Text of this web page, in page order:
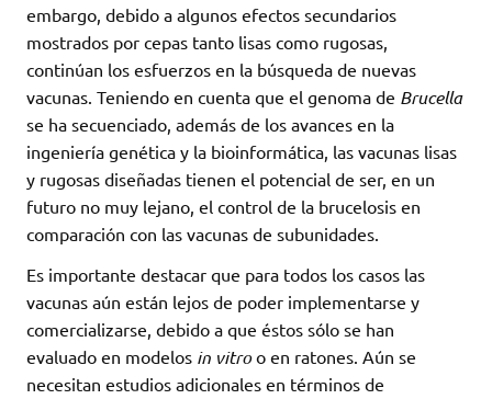
embargo, debido a algunos efectos secundarios
mostrados por cepas tanto lisas como rugosas,
continúan los esfuerzos en la búsqueda de nuevas
vacunas. Teniendo en cuenta que el genoma de Brucella
se ha secuenciado, además de los avances en la
ingeniería genética y la bioinformática, las vacunas lisas
y rugosas diseñadas tienen el potencial de ser, en un
futuro no muy lejano, el control de la brucelosis en
comparación con las vacunas de subunidades.
Es importante destacar que para todos los casos las
vacunas aún están lejos de poder implementarse y
comercializarse, debido a que éstos sólo se han
evaluado en modelos in vitroo en ratones. Aún se
necesitan estudios adicionales en términos de